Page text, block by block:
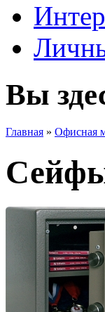
Вы
Главная » Офисная